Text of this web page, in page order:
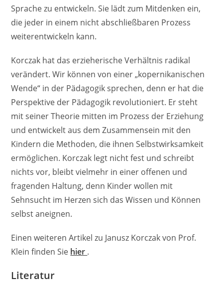
Sprache zu entwickeln. Sie lädt zum Mitdenken ein,
die jeder in einem nicht abschließbaren Prozess
weiterentwickeln kann.
Korczak hat das erzieherische Verhältnis radikal
verändert. Wir können von einer „kopernikanischen
Wende“ in der Pädagogik sprechen, denn er hat die
Perspektive der Pädagogik revolutioniert. Er steht
mit seiner Theorie mitten im Prozess der Erziehung
und entwickelt aus dem Zusammensein mit den
Kindern die Methoden, die ihnen Selbstwirksamkeit
ermöglichen. Korczak legt nicht fest und schreibt
nichts vor, bleibt vielmehr in einer offenen und
fragenden Haltung, denn Kinder wollen mit
Sehnsucht im Herzen sich das Wissen und Können
selbst aneignen.
Einen weiteren Artikel zu Janusz Korczak von Prof.
Klein finden Sie hier .
Literatur